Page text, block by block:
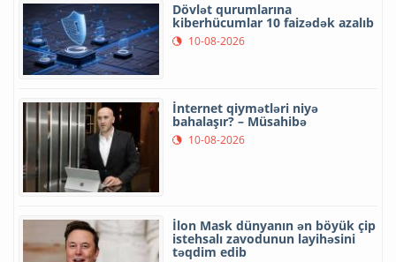
Dövlət qurumlarına
kiberhücumlar 10 faizədək azalıb
10-08-2026
İnternet qiymətləri niyə
bahalaşır? – Müsahibə
10-08-2026
İlon Mask dünyanın ən böyük çip
istehsalı zavodunun layihəsini
təqdim edib